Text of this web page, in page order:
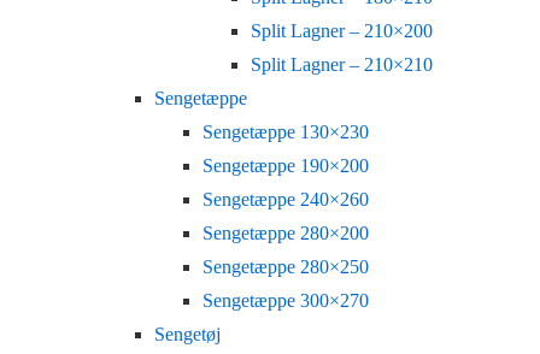
Split Lagner – 210×200
Split Lagner – 210×210
Sengetæppe
Sengetæppe 130×230
Sengetæppe 190×200
Sengetæppe 240×260
Sengetæppe 280×200
Sengetæppe 280×250
Sengetæppe 300×270
Sengetøj